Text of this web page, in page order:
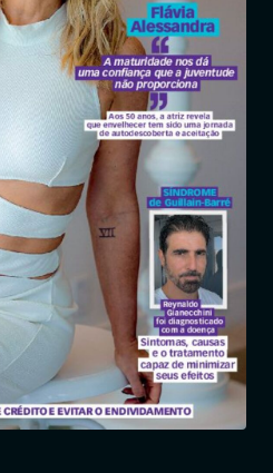
Jornais
Notícias
Entrar